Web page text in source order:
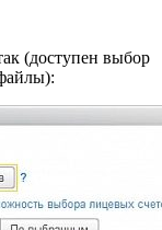
(доступен выбор